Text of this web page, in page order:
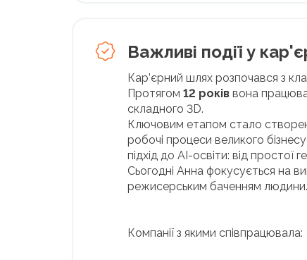
Важливі події у
Кар’єрний шлях розпочався з
Протягом 12 років вона
складного 3D.
Ключовим етапом стало
робочі процеси великого
підхід до AI-освіти: від
Сьогодні Анна фокусується на
режисерським баченням людини.
Компанії з якими